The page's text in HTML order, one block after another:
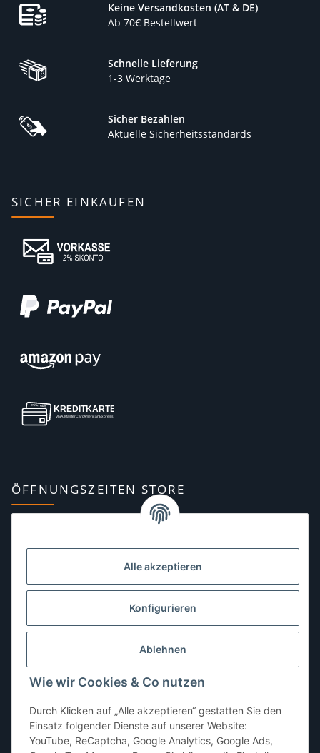
Alle akzeptieren
Konfigurieren
Ablehnen
Wie wir Cookies & Co nutzen
Durch Klicken auf „Alle akzeptieren“ gestatten Sie den
Einsatz folgender Dienste auf unserer Website:
YouTube, ReCaptcha, Google Analytics, Google Ads,
Keine Versandkosten (AT & DE)
Ab 70€ Bestellwert
Schnelle Lieferung
1-3 Werktage
Sicher Bezahlen
Aktuelle Sicherheitsstandards
SICHER EINKAUFEN
ÖFFNUNGSZEITEN STORE
10:00–13:00, 14:00–18:00 Uhr
Dienstag:10:00–13:00, 14:00–16:00 Uhr
10:00–13:00 Uhr
Freitag:10:00–13:00, 14:00–18:00 Uhr
Sonntag: geschlossen